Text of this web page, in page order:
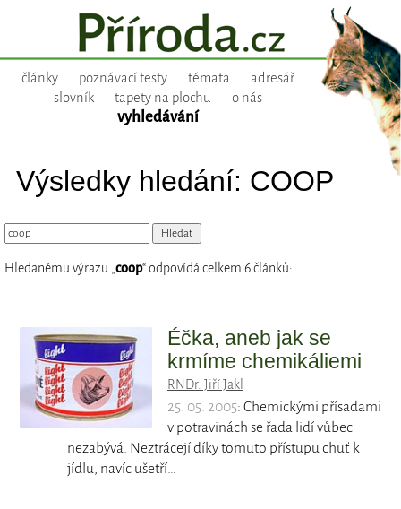
články poznávací testy témata
adresář
slovník
tapety na plochu o nás
vyhledávání
Výsledky hledání: COOP
Hledanému výrazu „coop“ odpovídá celkem 6 článků:
Éčka, aneb jak se
krmíme chemikáliemi
RNDr. Jiří Jakl
25. 05. 2005: Chemickými přísadami
v potravinách se řada lidí vůbec
nezabývá. Neztrácejí díky tomuto přístupu chuť k
jídlu, navíc ušetří…